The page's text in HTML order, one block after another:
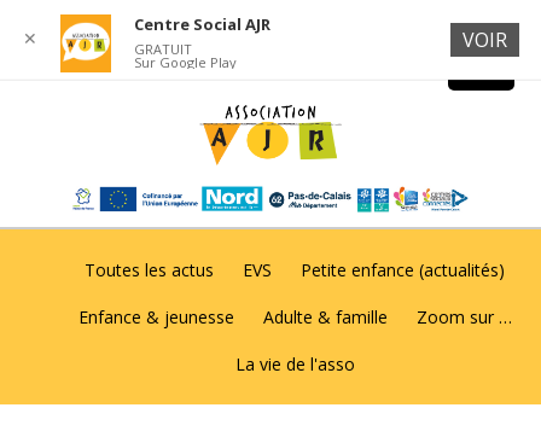
Toutes les actus EVS Petite enfance (actualités)
Enfance & jeunesse Adulte & famille Zoom sur …
La vie de l'asso
✕
Centre Social AJR
GRATUIT
Sur Google Play
VOIR